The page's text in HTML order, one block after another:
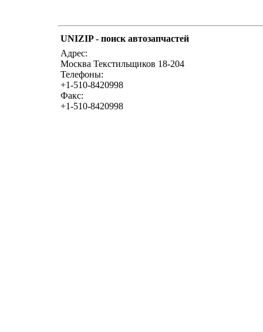
UNIZIP - поиск автозапчастей
Адрес:
Москва Текстильщиков 18-204
Телефоны:
+1-510-8420998
Факс:
+1-510-8420998